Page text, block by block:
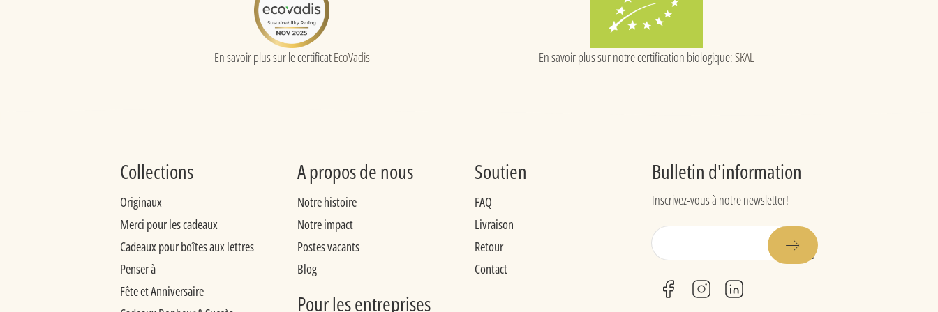
En savoir plus sur le certificatEcoVadis En savoir plus sur notre certification biologique:SKAL
Collections
Originaux
Merci pour les cadeaux
Cadeaux pour boîtes aux lettres
Penser à
Fête et Anniversaire
A propos de nous
Notre histoire
Notre impact
Postes vacants
Blog
Pour les entreprises
Soutien
FAQ
Livraison
Retour
Contact
Bulletin d'information
Inscrivez-vous à notre newsletter!
mail
facebookinstagramlinkedin